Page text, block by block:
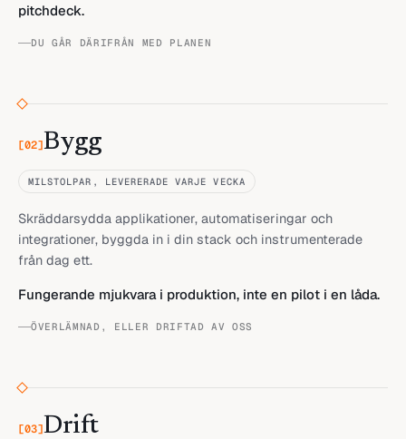
pitchdeck.
DU GÅR DÄRIFRÅN MED PLANEN
[02]Bygg
MILSTOLPAR, LEVERERADE VARJE VECKA
Skräddarsydda applikationer, automatiseringar och
integrationer, byggda in i din stack och instrumenterade
från dag ett.
Fungerande mjukvara i produktion, inte en pilot i en låda.
ÖVERLÄMNAD, ELLER DRIFTAD AV OSS
[03]Drift